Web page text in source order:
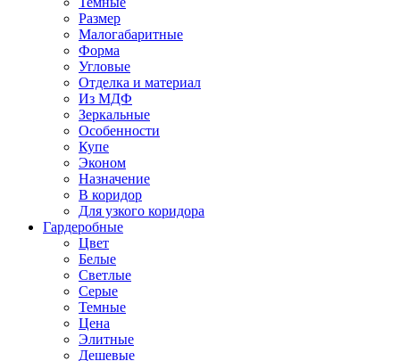
Размер
Малогабаритные
Форма
Угловые
Отделка и материал
Из МДФ
Зеркальные
Особенности
Купе
Эконом
Назначение
В коридор
Для узкого коридора
Гардеробные
Цвет
Белые
Светлые
Серые
Темные
Цена
Элитные
Дешевые